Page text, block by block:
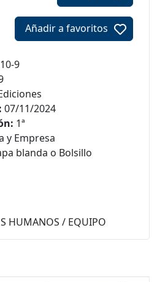
Añadir a favoritos
9
07/11/2024
1ª
y Empresa
blanda o Bolsillo
HUMANOS / EQUIPO